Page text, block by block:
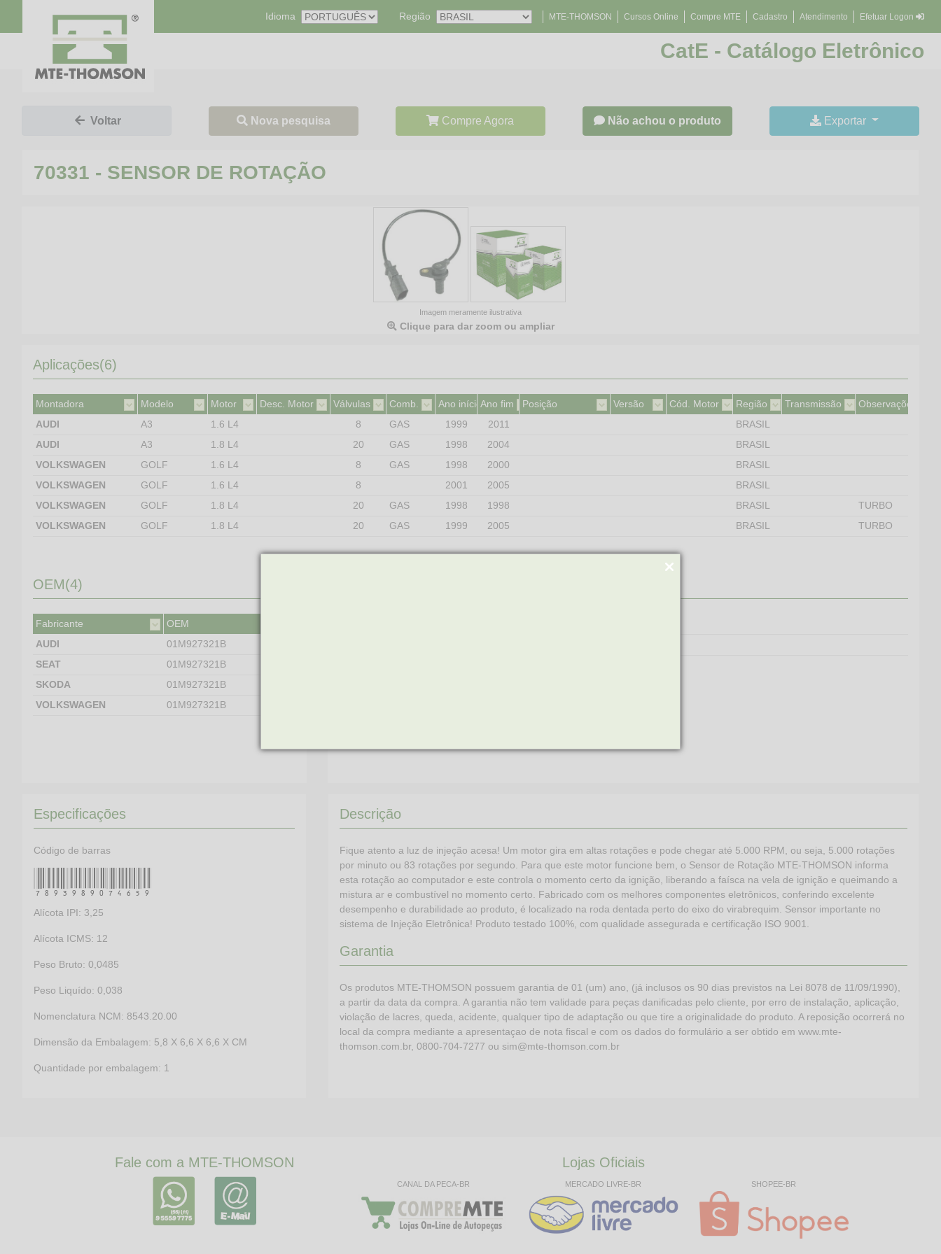
Idioma Região MTE-THOMSON Cursos Online Compre MTE Cadastro Atendimento Efetuar Logon
CatE - Catálogo Eletrônico
Voltar Nova pesquisa Compre Agora Não achou o produto Exportar
70331 - SENSOR DE ROTAÇÃO
Imagem meramente ilustrativa
Clique para dar zoom ou ampliar
Aplicações(6)
Montadora Modelo Motor Desc. Motor Válvulas Comb. Ano inícioAno fim Posição Versão Cód. Motor Região Transmissão
Observações
AUDI
A3 1.6 L4 8 GAS 1999 2011
BRASIL
AUDI
A3 1.8 L4 20 GAS 1998 2004
BRASIL
VOLKSWAGEN
GOLF 1.6 L4 8 GAS 1998 2000
BRASIL
VOLKSWAGEN
GOLF 1.6 L4 8 2001 2005
BRASIL
VOLKSWAGEN
GOLF 1.8 L4 20 GAS 1998 1998 BRASIL
TURBO
VOLKSWAGEN
GOLF 1.8 L4 20 GAS 1999 2005 BRASIL TURBO
OEM(4)
Fabricante
OEM
AUDI
01M927321B
SEAT
01M927321B
SKODA
01M927321B
VOLKSWAGEN
01M927321B
Especificações
Código de barras
7893989074659
Alícota IPI: 3,25
Alícota ICMS: 12
Peso Bruto: 0,0485
Peso Liquído: 0,038
Nomenclatura NCM: 8543.20.00
Dimensão da Embalagem: 5,8 X 6,6 X 6,6 X CM
Quantidade por embalagem: 1
Descrição
Fique atento a luz de injeção acesa! Um motor gira em altas rotações e pode chegar até 5.000 RPM, ou seja, 5.000 rotações
por minuto ou 83 rotações por segundo. Para que este motor funcione bem, o Sensor de Rotação MTE-THOMSON informa
esta rotação ao computador e este controla o momento certo da ignição, liberando a faísca na vela de ignição e queimando a
mistura ar e combustível no momento certo. Fabricado com os melhores componentes eletrônicos, conferindo excelente
desempenho e durabilidade ao produto, é localizado na roda dentada perto do eixo do virabrequim. Sensor importante no
sistema de Injeção Eletrônica! Produto testado 100%, com qualidade assegurada e certificação ISO 9001.
Garantia
Os produtos MTE-THOMSON possuem garantia de 01 (um) ano, (já inclusos os 90 dias previstos na Lei 8078 de 11/09/1990),
a partir da data da compra. A garantia não tem validade para peças danificadas pelo cliente, por erro de instalação, aplicação,
violação de lacres, queda, acidente, qualquer tipo de adaptação ou que tire a originalidade do produto. A reposição ocorrerá no
local da compra mediante a apresentaçao de nota fiscal e com os dados do formulário a ser obtido em www.mte-
thomson.com.br, 0800-704-7277 ou sim@mte-thomson.com.br
Fale com a MTE-THOMSON Lojas Oficiais
CANAL DA PECA-BR MERCADO LIVRE-BR SHOPEE-BR